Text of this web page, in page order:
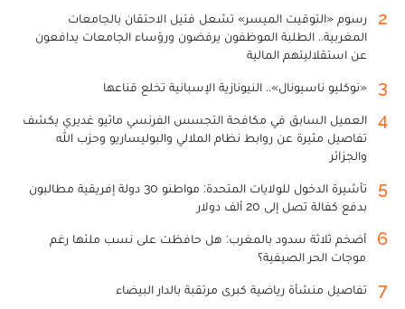
2
رسوم «التوقيت الميسر» تشعل فتيل الاحتقان بالجامعات
المغربية.. الطلبة الموظفون يرفضون ورؤساء الجامعات يدافعون
عن استقلاليتهم المالية
3 «نوكليو ناسيونال».. النيونازية الإسبانية تخلع قناعها
4
العميل السابق في مكافحة التجسس الفرنسي ماثيو غديري يكشف
تفاصيل مثيرة عن روابط نظام الملالي والبوليساريو وحزب الله
والجزائر
5
تأشيرة الدخول للولايات المتحدة: مواطنو 30 دولة إفريقية مطالبون
بدفع كفالة تصل إلى 20 ألف دولار
6
أضخم ثلاثة سدود بالمغرب: هل حافظت على نسب ملئها رغم
موجات الحر الصيفية؟
7 تفاصيل منشأة رياضية كبرى مرتقبة بالدار البيضاء